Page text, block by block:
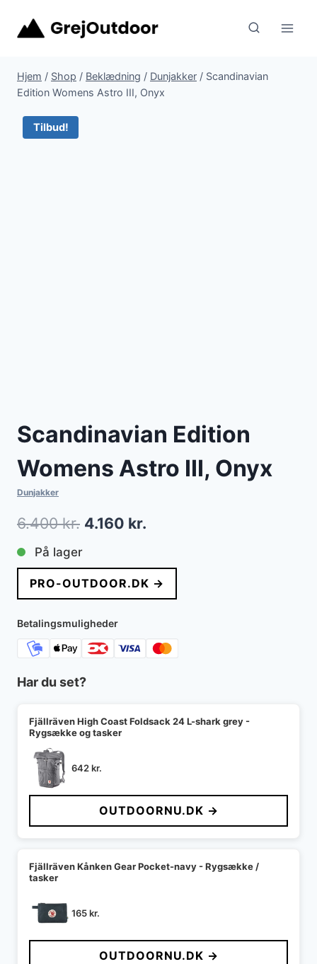
Hjem / Shop / Beklædning / Dunjakker / Scandinavian
Edition Womens Astro III, Onyx
Tilbud!
Scandinavian Edition
Womens Astro III, Onyx
Dunjakker
6.400kr. Den
pris
var:
6.400 kr..
4.160 kr.
pris
er:
På lager
PRO-OUTDOOR.DK →
Betalingsmuligheder
Har du set?
Fjällräven High Coast Foldsack 24 L-shark grey -
Rygsække og tasker
642kr.
OUTDOORNU.DK →
Fjällräven Kånken Gear Pocket-navy - Rygsække /
tasker
165kr.
OUTDOORNU.DK →